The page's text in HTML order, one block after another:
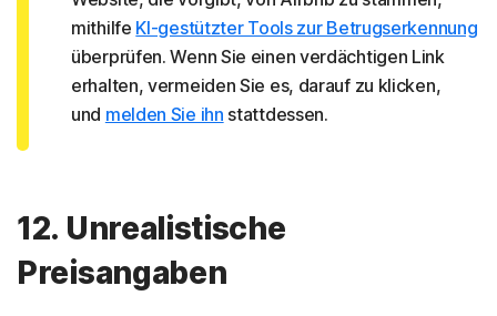
mithilfe KI-gestützter Tools zur Betrugserkennung
überprüfen. Wenn Sie einen verdächtigen Link
erhalten, vermeiden Sie es, darauf zu klicken,
und melden Sie ihn stattdessen.
12. Unrealistische
Preisangaben